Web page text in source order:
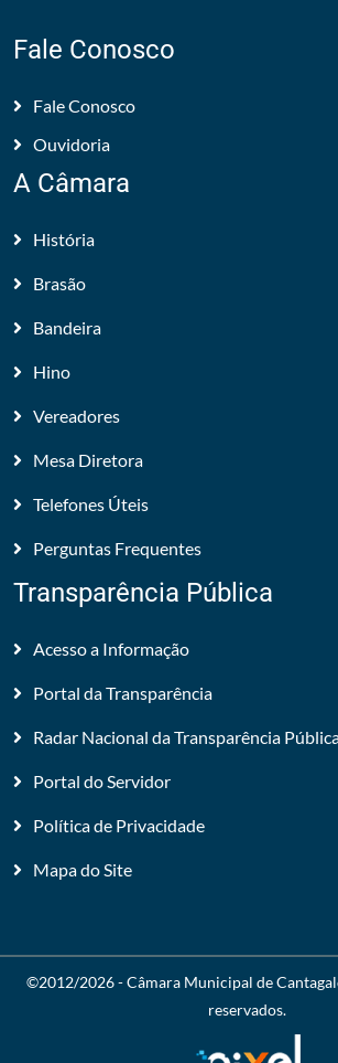
Fale Conosco
Fale Conosco
Ouvidoria
A Câmara
História
Brasão
Bandeira
Hino
Vereadores
Mesa Diretora
Telefones Úteis
Perguntas Frequentes
Transparência Pública
Acesso a Informação
Portal da Transparência
Radar Nacional da Transparência
Portal do Servidor
Política de Privacidade
Mapa do Site
©2012/2026 -Câmara Municipal de
reservados.